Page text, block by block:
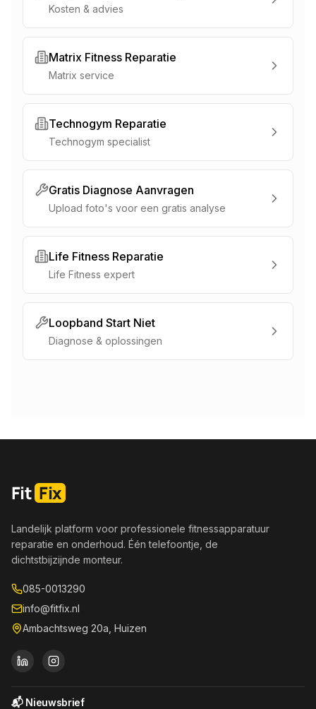
Kosten & advies
Matrix Fitness Reparatie
Matrix service
Technogym Reparatie
Technogym specialist
Gratis Diagnose Aanvragen
Upload foto's voor een gratis analyse
Life Fitness Reparatie
Life Fitness expert
Loopband Start Niet
Diagnose & oplossingen
Fit Fix
Landelijk platform voor professionele fitnessapparatuur
reparatie en onderhoud. Één telefoontje, de
dichtstbijzijnde monteur.
085-0013290
info@fitfix.nl
Ambachtsweg 20a, Huizen
📬 Nieuwsbrief